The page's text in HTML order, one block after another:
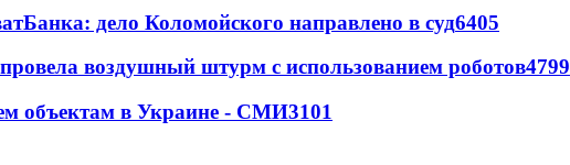
дело Коломойского направлено в суд6405
воздушный штурм с использованием роботов4799
объектам в Украине - СМИ3101